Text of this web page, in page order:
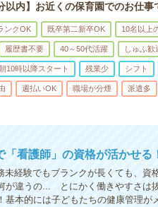
以内】お近くの保育園でのお仕事
ンクOK 既卒第二新卒OK 10名以上
履歴書不要 40～50代活躍 しゅふ歓
10時以降スタート 残業少 シフト
週払いOK 職場が分煙 派遣多
「看護師」の資格が活かせる
経験でもブランクが長くても、資
が違うの... とにかく働きやすさは
基本的には子どもたちの健康管理が